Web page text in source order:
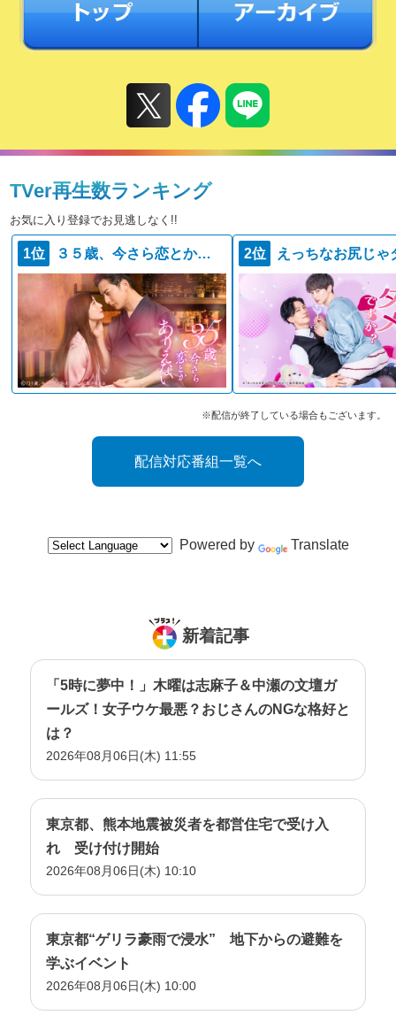
TVer再生数ランキング
お気に入り登録でお見逃しなく!!
1位 ３５歳、今さら恋とかありえない 2位
※配信が終了している場合もございます。
配信対応番組一覧へ
Powered by Translate
新着記事
「5時に夢中！」木曜は志麻子＆中瀬の文壇ガ
ールズ！女子ウケ最悪？おじさんのNGな格好と
は？
2026年08月06日(木) 11:55
東京都、熊本地震被災者を都営住宅で受け入
れ 受け付け開始
2026年08月06日(木) 10:10
東京都“ゲリラ豪雨で浸水” 地下からの避難を
学ぶイベント
2026年08月06日(木) 10:00